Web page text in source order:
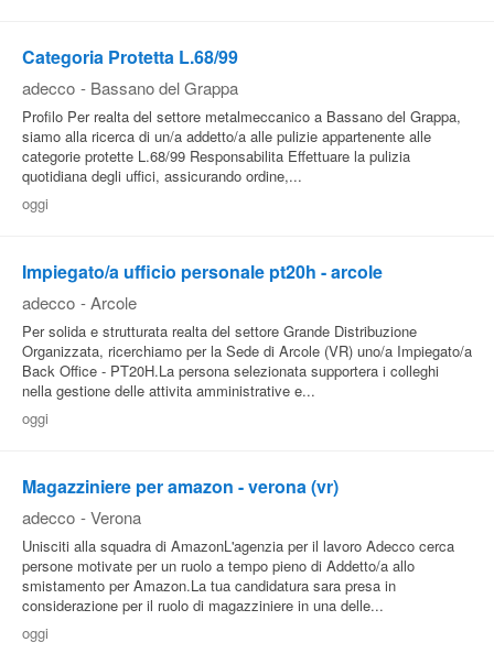
Categoria Protetta L.68/99
adecco - Bassano del Grappa
Profilo Per realta del settore metalmeccanico a Bassano del Grappa,
siamo alla ricerca di un/a addetto/a alle pulizie appartenente alle
categorie protette L.68/99 Responsabilita Effettuare la pulizia
quotidiana degli uffici, assicurando ordine,...
oggi
Impiegato/a ufficio personale pt20h - arcole
adecco - Arcole
Per solida e strutturata realta del settore Grande Distribuzione
Organizzata, ricerchiamo per la Sede di Arcole (VR) uno/a Impiegato/a
Back Office - PT20H.La persona selezionata supportera i colleghi
nella gestione delle attivita amministrative e...
oggi
Magazziniere per amazon - verona (vr)
adecco - Verona
Unisciti alla squadra di AmazonL'agenzia per il lavoro Adecco cerca
persone motivate per un ruolo a tempo pieno di Addetto/a allo
smistamento per Amazon.La tua candidatura sara presa in
considerazione per il ruolo di magazziniere in una delle...
oggi